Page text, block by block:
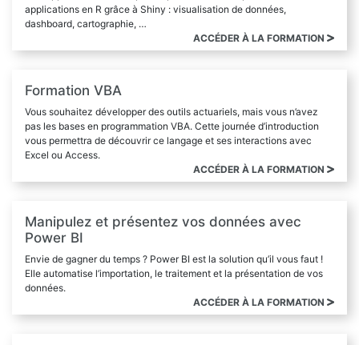
applications en R grâce à Shiny : visualisation de données,
dashboard, cartographie, …
ACCÉDER À LA FORMATION
Formation VBA
Vous souhaitez développer des outils actuariels, mais vous n’avez
pas les bases en programmation VBA. Cette journée d’introduction
vous permettra de découvrir ce langage et ses interactions avec
Excel ou Access.
ACCÉDER À LA FORMATION
Manipulez et présentez vos données avec
Power BI
Envie de gagner du temps ? Power BI est la solution qu’il vous faut !
Elle automatise l’importation, le traitement et la présentation de vos
données.
ACCÉDER À LA FORMATION